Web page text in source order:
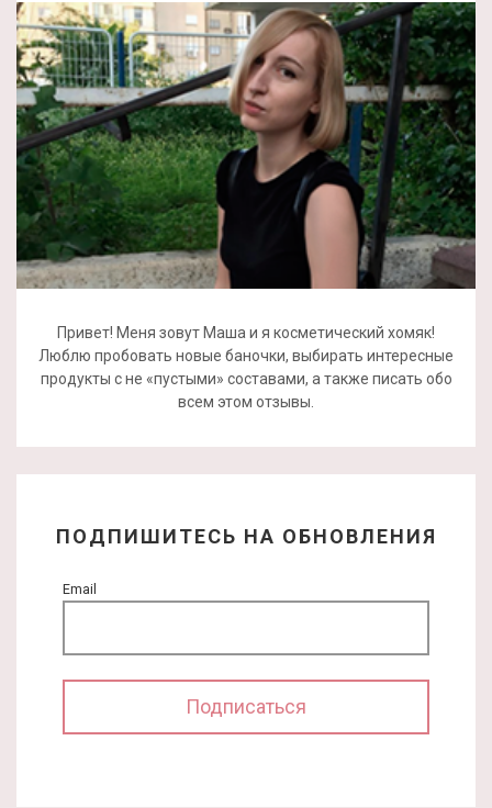
Привет! Меня зовут Маша и я косметический хомяк!
Люблю пробовать новые баночки, выбирать интересные
продукты с не «пустыми» составами, а также писать обо
всем этом отзывы.
ПОДПИШИТЕСЬ НА ОБНОВЛЕНИЯ
Email